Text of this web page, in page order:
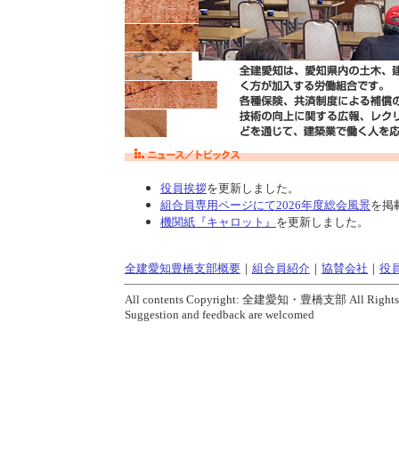
役員挨拶を更新しました。
組合員専用ページにて2026年度総会風景を掲
機関紙『キャロット』 を更新しました。
全建愛知豊橋支部概要 ｜ 組合員紹介 ｜ 協賛会社 ｜ 役
All contents Copyright: 全建愛知・豊橋支部 All Rights
Suggestion and feedback are welcomed